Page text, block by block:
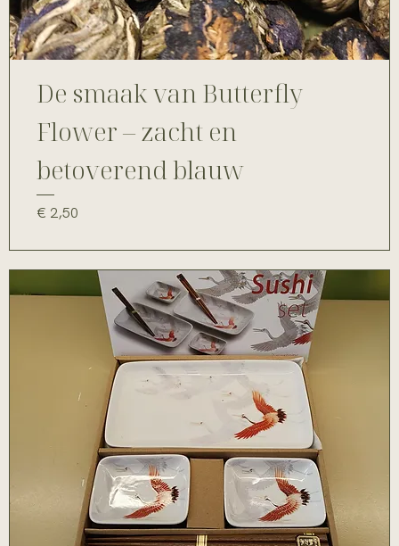
De smaak van Butterfly
Flower – zacht en
betoverend blauw
Prijs
€ 2,50